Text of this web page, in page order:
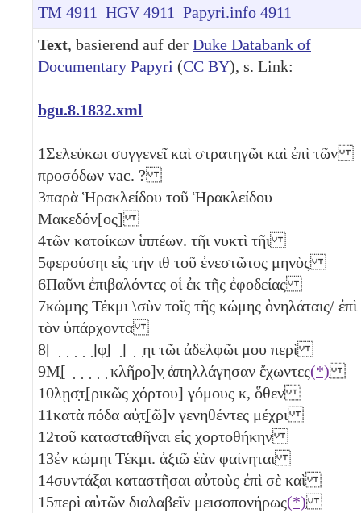
TM 4911 HGV 4911 Papyri.info 4911
Text, basierend auf der Duke Databank of
Documentary Papyri (CC BY), s. Link:
bgu.8.1832.xml
1Σελεύκωι συγγενεῖ καὶ στρατηγῶι καὶ ἐπὶ τῶν
προσόδων vac. ?
3παρὰ Ἡρακλείδου τοῦ Ἡρακλείδου
Μακεδόν[ος]
4τῶν κατοίκων ἱππέων. τῆι νυκτὶ τῆι
5φερούσηι εἰς τὴν ιθ τοῦ ἐνεστῶτος μηνὸς
6Παῦνι ἐπιβαλόντες οἱ ἐκ τῆς ἐφοδείας
7κώμης Τέκμι \σὺν τοῖς τῆς κώμης ὀνηλάταις/ ἐπὶ
τὸν ὑπάρχοντα
8[ ̣ ̣ ̣ ̣ ̣]φ̣[ ̣] ̣ ̣ηι τῶι ἀδελφῶι μου περὶ
9Μ̣[ ̣ ̣ ̣ ̣ ̣ κλῆρο]ν̣ ἀπηλλάγησαν ἔχωντες(*)
10λῃσ̣τ̣[ρικῶς χόρτου] γόμους κ, ὅθεν
11κατὰ πόδα αὐ̣τ̣[ῶ]ν γενηθέντες μέχρι
12τοῦ κατασταθῆναι εἰς χορτοθήκην
13ἐν κώμηι Τέκμι. ἀξιῶ ἐὰν φαίνηται
14συντάξαι καταστῆσαι αὐτοὺς ἐπὶ σὲ καὶ
15περὶ αὐτῶν διαλαβεῖν μεισοπονήρως(*)